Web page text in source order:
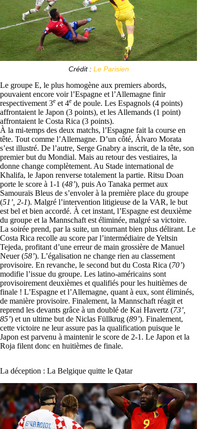
Crédit : Le Parisien
Le groupe E, le plus homogène aux premiers abords,
pouvaient encore voir l’Espagne et l’Allemagne finir
respectivement 3e et 4e de poule. Les Espagnols (4 points)
affrontaient le Japon (3 points), et les Allemands (1 point)
affrontaient le Costa Rica (3 points).
À la mi-temps des deux matchs, l’Espagne fait la course en
tête. Tout comme l’Allemagne. D’un côté, Álvaro Morata
s’est illustré. De l’autre, Serge Gnabry a inscrit, de la tête, son
premier but du Mondial. Mais au retour des vestiaires, la
donne change complètement. Au Stade international de
Khalifa, le Japon renverse totalement la partie. Ritsu Doan
porte le score à 1-1 (48’), puis Ao Tanaka permet aux
Samouraïs Bleus de s’envoler à la première place du groupe
(51’, 2-1). Malgré l’intervention litigieuse de la VAR, le but
est bel et bien accordé. À cet instant, l’Espagne est deuxième
du groupe et la Mannschaft est éliminée, malgré sa victoire.
La soirée prend, par la suite, un tournant bien plus délirant. Le
Costa Rica recolle au score par l’intermédiaire de Yeltsin
Tejeda, profitant d’une erreur de main grossière de Manuel
Neuer (58’). L’égalisation ne change rien au classement
provisoire. En revanche, le second but du Costa Rica (70’)
modifie l’issue du groupe. Les latino-américains sont
provisoirement deuxièmes et qualifiés pour les huitièmes de
finale ! L’Espagne et l’Allemagne, quant à eux, sont éliminés,
de manière provisoire. Finalement, la Mannschaft réagit et
reprend les devants grâce à un doublé de Kai Havertz (73’,
85’) et un ultime but de Niclas Füllkrug (89’). Finalement,
cette victoire ne leur assure pas la qualification puisque le
Japon est parvenu à maintenir le score de 2-1. Le Japon et la
Roja filent donc en huitièmes de finale.
La déception : La Belgique quitte le Qatar